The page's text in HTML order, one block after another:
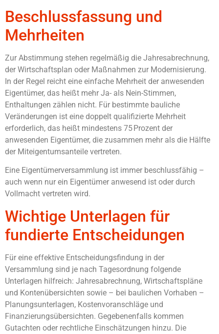
Beschlussfassung und
Mehrheiten
Zur Abstimmung stehen regelmäßig die Jahresabrechnung,
der Wirtschaftsplan oder Maßnahmen zur Modernisierung.
In der Regel reicht eine einfache Mehrheit der anwesenden
Eigentümer, das heißt mehr Ja- als Nein-Stimmen,
Enthaltungen zählen nicht. Für bestimmte bauliche
Veränderungen ist eine doppelt qualifizierte Mehrheit
erforderlich, das heißt mindestens 75 Prozent der
anwesenden Eigentümer, die zusammen mehr als die Hälfte
der Miteigentumsanteile vertreten.
Eine Eigentümerversammlung ist immer beschlussfähig –
auch wenn nur ein Eigentümer anwesend ist oder durch
Vollmacht vertreten wird.
Wichtige Unterlagen für
fundierte Entscheidungen
Für eine effektive Entscheidungsfindung in der
Versammlung sind je nach Tagesordnung folgende
Unterlagen hilfreich: Jahresabrechnung, Wirtschaftspläne
und Kontenübersichten sowie – bei baulichen Vorhaben –
Planungsunterlagen, Kostenvoranschläge und
Finanzierungsübersichten. Gegebenenfalls kommen
Gutachten oder rechtliche Einschätzungen hinzu. Die